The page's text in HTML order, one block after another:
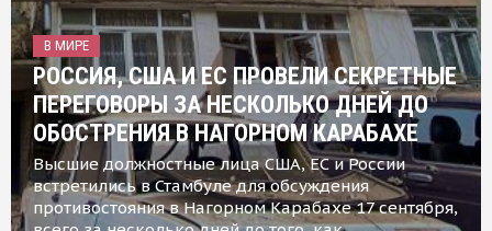
В МИРЕ
РОССИЯ, США И ЕС ПРОВЕЛИ СЕКРЕТНЫЕ
ПЕРЕГОВОРЫ ЗА НЕСКОЛЬКО ДНЕЙ ДО
ОБОСТРЕНИЯ В НАГОРНОМ КАРАБАХЕ
Высшие должностные лица США, ЕС и России
встретились в Стамбуле для обсуждения
противостояния в Нагорном Карабахе 17 сентября,